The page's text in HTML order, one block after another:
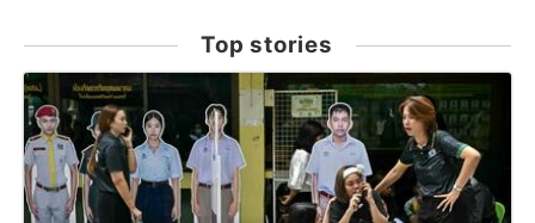
Top stories